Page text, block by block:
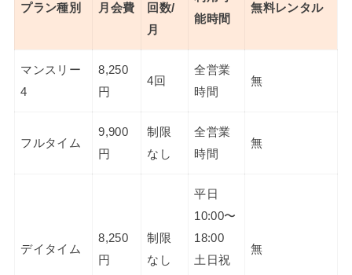
プラン種別 月会費
回数/
月
能時間
無料レンタル
マンスリー
4
8,250
円
4回
全営業
時間
無
フルタイム
9,900
円
制限
なし
全営業
時間
無
デイタイム
8,250
円
制限
なし
平日
10:00〜
18:00
土日祝
無